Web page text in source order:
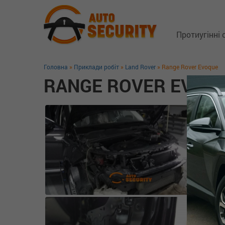
Замки
Блокіратори
GSM
Технологія
Захист від
Додаткове
Головна » Приклади робіт » Land Rover » Range Rover Evoque
RANGE ROVER